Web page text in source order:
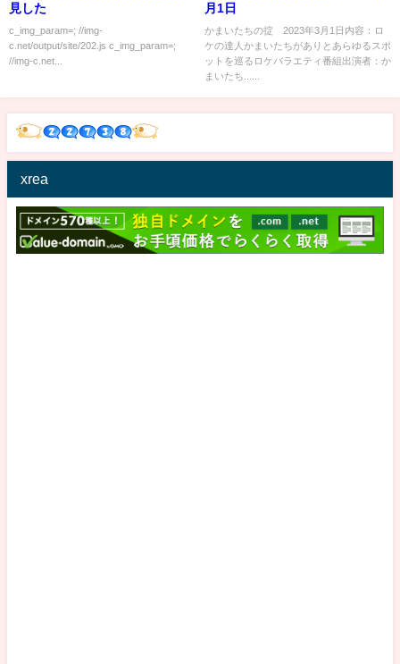
見した
c_img_param=; //img-
c.net/output/site/202.js c_img_param=;
//img-c.net...
月1日
かまいたちの掟 2023年3月1日内容：ロ
ケの達人かまいたちがありとあらゆるスポ
ットを巡るロケバラエティ番組出演者：か
まいたち......
xrea